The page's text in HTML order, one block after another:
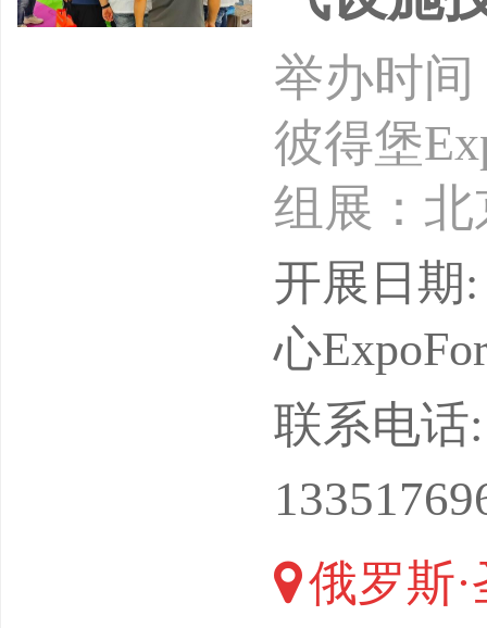
举办时间
彼得堡
组展：北
GAS-
圣彼得
区规模
盛会，
以来，
办。该展
开展日期
心
联系电话
俄罗斯·